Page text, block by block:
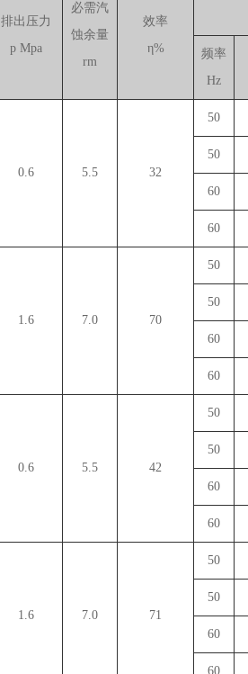
排出压力
p Mpa
必需汽
蚀余量
rm
效率
η%
频率
Hz
0.6 5.5 32
50
50
60
60
1.6 7.0 70
50
50
60
60
0.6 5.5 42
50
50
60
60
1.6 7.0 71
50
50
60
60